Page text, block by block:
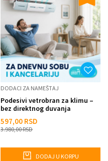
DODACI ZA NAMEŠTAJ
Podesivi vetrobran za klimu –
bez direktnog duvanja
597,00 RSD
3.980,00RSD
DODAJ U KORPU